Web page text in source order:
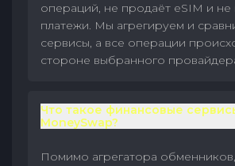
операций, не продаёт eSIM и
платежи. Мы агрегируем и
сервисы, а все операции
стороне выбранного
Что такое финансовые
MoneySwap?
Помимо агрегатора